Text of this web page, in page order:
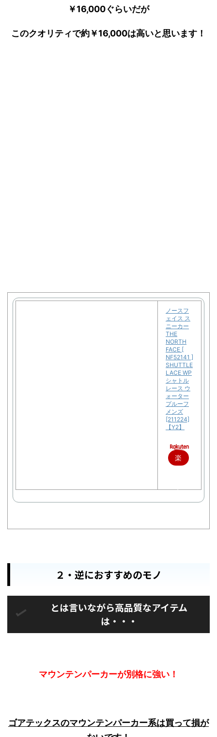
￥16,000ぐらいだが
このクオリティで約￥16,000は高いと思います！
ノースフ
ェイス ス
ニーカー
THE
NORTH
FACE [
NF52141 ]
SHUTTLE
LACE WP
シャトル
レース ウ
ォーター
プルーフ
メンズ
[211224]
【Y2】
楽
で
購
２・逆におすすめのモノ
とは言いながら高品質なアイテム
は・・・
マウンテンパーカーが別格に強い！
ゴアテックスのマウンテンパーカー系は買って損が